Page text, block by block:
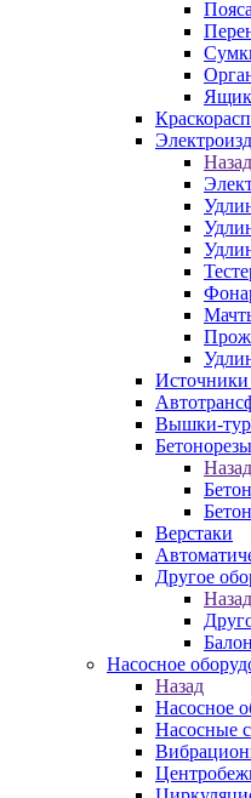
Назад
Источники
Вышки-
Назад
Верстаки
Другое
Назад
Насосное
Назад
Насосное
Насосные